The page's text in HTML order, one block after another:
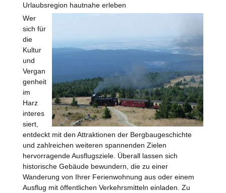
Urlaubsregion hautnahe erleben
Wer
sich für
die
Kultur
und
Vergan
genheit
im
Harz
interes
siert,
entdeckt mit den Attraktionen der Bergbaugeschichte
und zahlreichen weiteren spannenden Zielen
hervorragende Ausflugsziele. Überall lassen sich
historische Gebäude bewundern, die zu einer
Wanderung von Ihrer Ferienwohnung aus oder einem
Ausflug mit öffentlichen Verkehrsmitteln einladen. Zu